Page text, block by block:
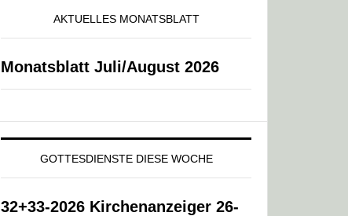
AKTUELLES MONATSBLATT
Monatsblatt Juli/August 2026
GOTTESDIENSTE DIESE WOCHE
32+33-2026 Kirchenanzeiger 26-